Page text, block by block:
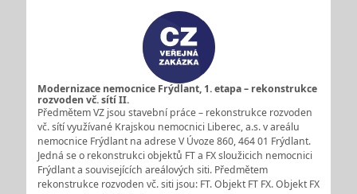
Modernizace nemocnice Frýdlant, 1. etapa – rekonstrukce
rozvoden vč. sítí II.
Předmětem VZ jsou stavební práce – rekonstrukce rozvoden
vč. sítí využívané Krajskou nemocnici Liberec, a.s. v areálu
nemocnice Frýdlant na adrese V Úvoze 860, 464 01 Frýdlant.
Jedná se o rekonstrukci objektů FT a FX sloužicich nemocnici
Frýdlant a souvisejících areálových siti. Předmětem
rekonstrukce rozvoden vč. siti jsou: FT. Objekt FT FX. Objekt FX